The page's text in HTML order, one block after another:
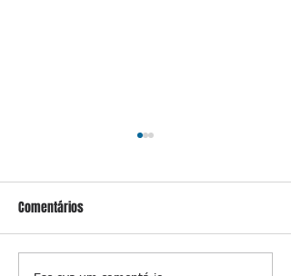
Comentários